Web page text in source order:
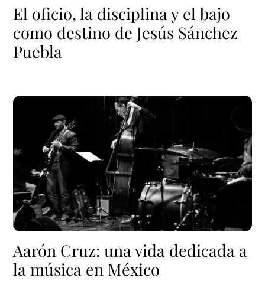
El oficio, la disciplina y el bajo
como destino de Jesús Sánchez
Puebla
Aarón Cruz: una vida dedicada a
la música en México